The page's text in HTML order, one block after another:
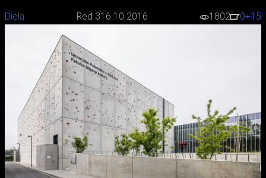
Diela Red 316.10.2016 1802 0+15